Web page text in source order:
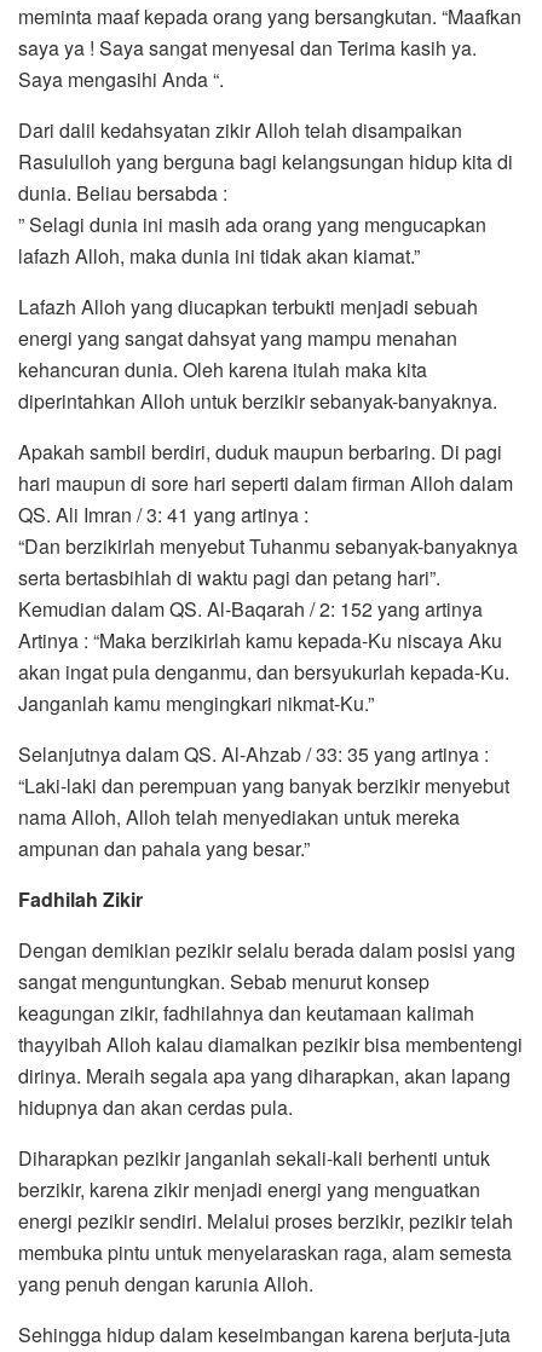
meminta maaf kepada orang yang bersangkutan. “Maafkan
saya ya ! Saya sangat menyesal dan Terima kasih ya.
Saya mengasihi Anda “.
Dari dalil kedahsyatan zikir Alloh telah disampaikan
Rasululloh yang berguna bagi kelangsungan hidup kita di
dunia. Beliau bersabda :
” Selagi dunia ini masih ada orang yang mengucapkan
lafazh Alloh, maka dunia ini tidak akan kiamat.”
Lafazh Alloh yang diucapkan terbukti menjadi sebuah
energi yang sangat dahsyat yang mampu menahan
kehancuran dunia. Oleh karena itulah maka kita
diperintahkan Alloh untuk berzikir sebanyak-banyaknya.
Apakah sambil berdiri, duduk maupun berbaring. Di pagi
hari maupun di sore hari seperti dalam firman Alloh dalam
QS. Ali Imran / 3: 41 yang artinya :
“Dan berzikirlah menyebut Tuhanmu sebanyak-banyaknya
serta bertasbihlah di waktu pagi dan petang hari”.
Kemudian dalam QS. Al-Baqarah / 2: 152 yang artinya
Artinya : “Maka berzikirlah kamu kepada-Ku niscaya Aku
akan ingat pula denganmu, dan bersyukurlah kepada-Ku.
Janganlah kamu mengingkari nikmat-Ku.”
Selanjutnya dalam QS. Al-Ahzab / 33: 35 yang artinya :
“Laki-laki dan perempuan yang banyak berzikir menyebut
nama Alloh, Alloh telah menyediakan untuk mereka
ampunan dan pahala yang besar.”
Fadhilah Zikir
Dengan demikian pezikir selalu berada dalam posisi yang
sangat menguntungkan. Sebab menurut konsep
keagungan zikir, fadhilahnya dan keutamaan kalimah
thayyibah Alloh kalau diamalkan pezikir bisa membentengi
dirinya. Meraih segala apa yang diharapkan, akan lapang
hidupnya dan akan cerdas pula.
Diharapkan pezikir janganlah sekali-kali berhenti untuk
berzikir, karena zikir menjadi energi yang menguatkan
energi pezikir sendiri. Melalui proses berzikir, pezikir telah
membuka pintu untuk menyelaraskan raga, alam semesta
yang penuh dengan karunia Alloh.
Sehingga hidup dalam keseimbangan karena berjuta-juta